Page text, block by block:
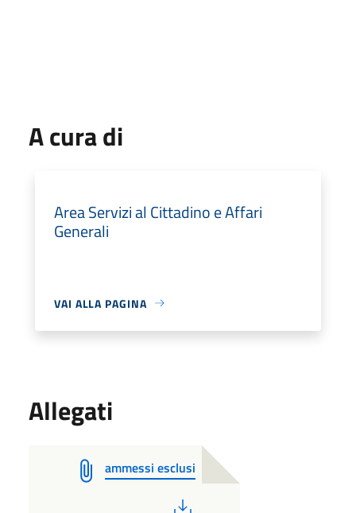
A cura di
Area Servizi al Cittadino e Affari
Generali
VAI ALLA PAGINA
Allegati
ammessi esclusi